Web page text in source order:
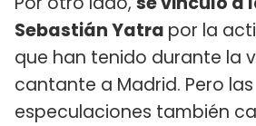
Sebastián Yatra por la
que han tenido durante la
cantante a Madrid. Pero las
especulaciones también